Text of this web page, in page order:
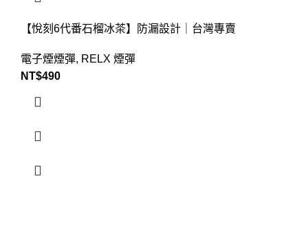
【悅刻6代番石榴冰茶】防漏設計｜台灣專賣
電子煙煙彈, RELX 煙彈
NT$490